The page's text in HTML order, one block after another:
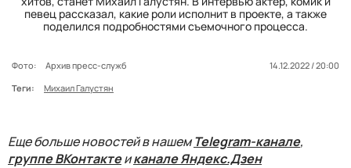
певец рассказал, какие роли исполнит в проекте, а также
поделился подробностями съемочного процесса.
Фото: Архив пресс-служб
14.12.2022 / 20:00
Теги:
Михаил Галустян
Еще больше новостей в нашемTelegram-канале,
группе ВКонтактеиканале Яндекс.Дзен